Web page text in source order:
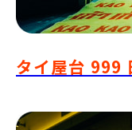
タイ屋台 999